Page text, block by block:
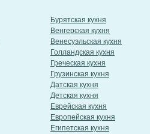
Бурятская кухня
Венгерская кухня
Венесуэльская кухня
Голландская кухня
Греческая кухня
Грузинская кухня
Датская кухня
Детская кухня
Еврейская кухня
Европейская кухня
Египетская кухня